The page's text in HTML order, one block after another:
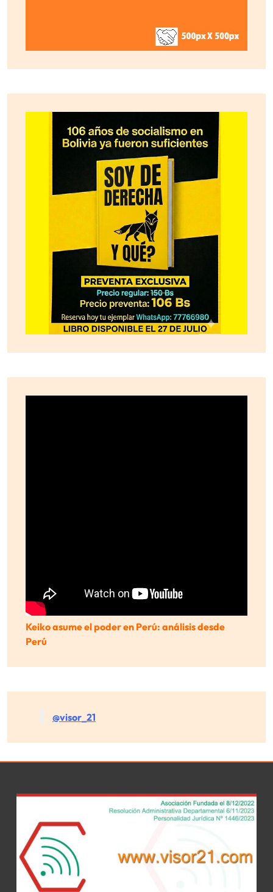
Keiko asume el poder en Perú: análisis desde
Perú
@visor_21